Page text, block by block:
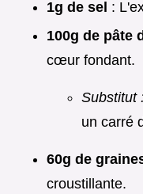
1g de sel :
100g de pâte
cœur fondant.
Substitut
un carré
60g de
croustillante.